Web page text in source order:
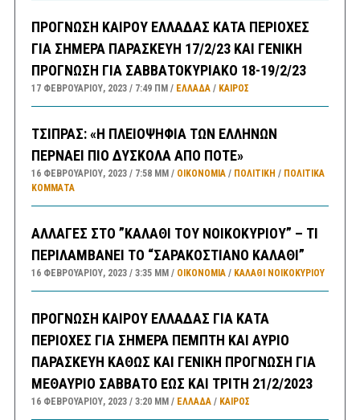
ΠΡΟΓΝΩΣΗ ΚΑΙΡΟΥ ΕΛΛΑΔΑΣ ΚΑΤΑ ΠΕΡΙΟΧΕΣ
ΓΙΑ ΣΗΜΕΡΑ ΠΑΡΑΣΚΕΥΗ 17/2/23 ΚΑΙ ΓΕΝΙΚΗ
ΠΡΟΓΝΩΣΗ ΓΙΑ ΣΑΒΒΑΤΟΚΥΡΙΑΚΟ 18-19/2/23
17 ΦΕΒΡΟΥΑΡΊΟΥ, 2023 7:49 ΠΜ ΕΛΛΑΔA/ ΚΑΙΡΌΣ
ΤΣΙΠΡΑΣ: «Η ΠΛΕΙΟΨΗΦΙΑ ΤΩΝ ΕΛΛΗΝΩΝ
ΠΕΡΝΑΕΙ ΠΙΟ ΔΥΣΚΟΛΑ ΑΠΟ ΠΟΤΕ»
16 ΦΕΒΡΟΥΑΡΊΟΥ, 2023 7:58 ΜΜ ΟΙΚΟΝΟΜΙΑ/ ΠΟΛΙΤΙΚΗ / ΠΟΛΙΤΙΚΆ
ΚΌΜΜΑΤΑ
ΑΛΛΑΓΕΣ ΣΤΟ ”ΚΑΛΑΘΙ ΤΟΥ ΝΟΙΚΟΚΥΡΙΟΥ” – ΤΙ
ΠΕΡΙΛΑΜΒΑΝΕΙ ΤΟ “ΣΑΡΑΚΟΣΤΙΑΝΟ ΚΑΛΑΘΙ”
16 ΦΕΒΡΟΥΑΡΊΟΥ, 2023 3:35 ΜΜ ΟΙΚΟΝΟΜΙΑ/ ΚΑΛΑΘΙ ΝΟΙΚΟΚΥΡΙΟΥ
ΠΡΟΓΝΩΣΗ ΚΑΙΡΟΥ ΕΛΛΑΔΑΣ ΓΙΑ ΚΑΤΑ
ΠΕΡΙΟΧΕΣ ΓΙΑ ΣΗΜΕΡΑ ΠΕΜΠΤΗ ΚΑΙ ΑΥΡΙΟ
ΠΑΡΑΣΚΕΥΗ ΚΑΘΩΣ ΚΑΙ ΓΕΝΙΚΗ ΠΡΟΓΝΩΣΗ ΓΙΑ
ΜΕΘΑΥΡΙΟ ΣΑΒΒΑΤΟ ΕΩΣ ΚΑΙ ΤΡΙΤΗ 21/2/2023
16 ΦΕΒΡΟΥΑΡΊΟΥ, 2023 3:20 ΜΜ ΕΛΛΑΔA/ ΚΑΙΡΌΣ